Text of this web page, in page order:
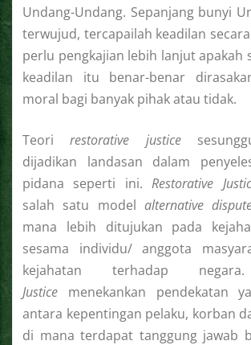
Undang-Undang. Sepanjang bunyi
terwujud, tercapailah keadilan
perlu pengkajian lebih lanjut apakah
keadilan itu benar-benar
moral bagi banyak pihak atau tidak.
Teorirestorative justice
dijadikan landasan dalam
pidana seperti ini.Restorative
salah satu model alternative
mana lebih ditujukan pada
sesama individu/ anggota
kejahatan terhadap
Justice menekankan pendekatan
antara kepentingan pelaku, korban
di mana terdapat tanggung jawab